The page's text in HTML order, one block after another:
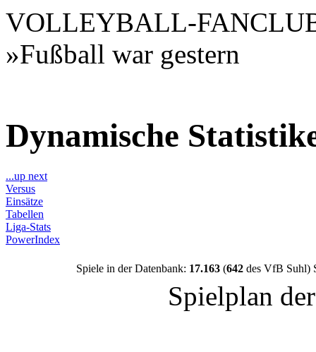
VOLLEYBALL-
»Fußball war gestern
Dynamische
...up next
Versus
Einsätze
Tabellen
Liga-Stats
PowerIndex
Spiele in der Datenbank: 17.163(642des VfB Suhl)
Spielplan